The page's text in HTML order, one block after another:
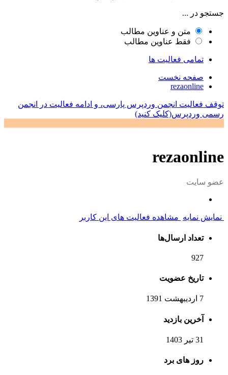
جستجو در ...
متن و عناوین مطالب
فقط عناوین مطالب
تمامی فعالیت ها
صفحه نخست
rezaonline
توقف فعالیت انجمن وردپرس پارسی، و ادامه فعالیت در انجمن
رسمی وردپرس(کلیک کنید)
rezaonline
عضو سایت
نمایش نمایه مشاهده فعالیت های این کاربر
تعداد ارسال‌ها
927
تاریخ عضویت
7 اردیبهشت 1391
آخرین بازدید
31 تیر 1403
روز های برد